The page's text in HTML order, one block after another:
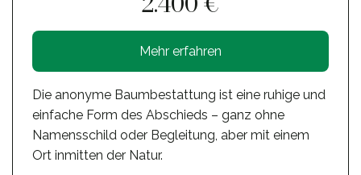
Mehr erfahren
Die anonyme Baumbestattung ist eine ruhige und
einfache Form des Abschieds – ganz ohne
Namensschild oder Begleitung, aber mit einem
Ort inmitten der Natur.